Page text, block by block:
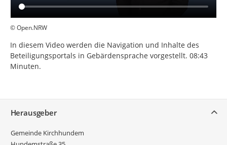
© Open.NRW
In diesem Video werden die Navigation und Inhalte des
Beteiligungsportals in Gebärdensprache vorgestellt. 08:43
Minuten.
Herausgeber
Gemeinde Kirchhundem